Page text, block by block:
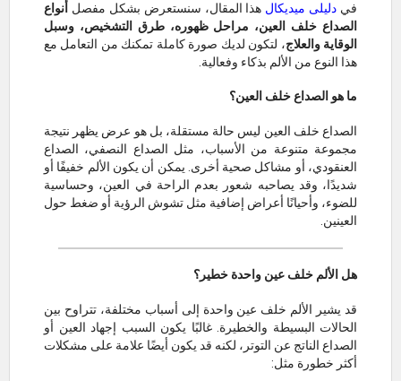
في دليلى ميديكال هذا المقال، سنستعرض بشكل مفصل أنواع
الصداع خلف العين، مراحل ظهوره، طرق التشخيص، وسبل
الوقاية والعلاج، لتكون لديك صورة كاملة تمكنك من التعامل مع
هذا النوع من الألم بذكاء وفعالية.
ما هو الصداع خلف العين؟
الصداع خلف العين ليس حالة مستقلة، بل هو عرض يظهر نتيجة
مجموعة متنوعة من الأسباب، مثل الصداع النصفي، الصداع
العنقودي، أو مشاكل صحية أخرى. يمكن أن يكون الألم خفيفًا أو
شديدًا، وقد يصاحبه شعور بعدم الراحة في العين، وحساسية
للضوء، وأحيانًا أعراض إضافية مثل تشوش الرؤية أو ضغط حول
العينين.
هل الألم خلف عين واحدة خطير؟
قد يشير الألم خلف عين واحدة إلى أسباب مختلفة، تتراوح بين
الحالات البسيطة والخطيرة. غالبًا يكون السبب إجهاد العين أو
الصداع الناتج عن التوتر، لكنه قد يكون أيضًا علامة على مشكلات
أكثر خطورة مثل: